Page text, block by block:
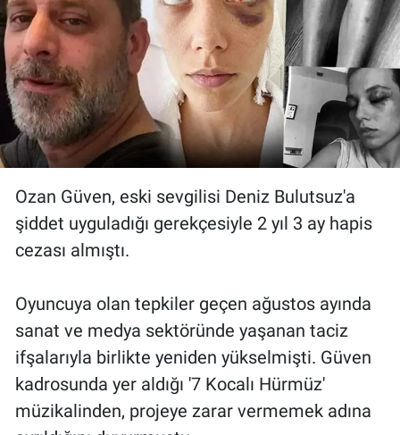
Ozan Güven, eski sevgilisi Deniz Bulutsuz'a
şiddet uyguladığı gerekçesiyle 2 yıl 3 ay hapis
cezası almıştı.
Oyuncuya olan tepkiler geçen ağustos ayında
sanat ve medya sektöründe yaşanan taciz
ifşalarıyla birlikte yeniden yükselmişti. Güven
kadrosunda yer aldığı '7 Kocalı Hürmüz'
müzikalinden, projeye zarar vermemek adına